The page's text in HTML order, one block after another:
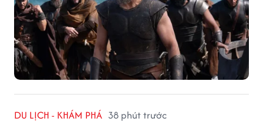
DU LỊCH - KHÁM PHÁ 38 phút trước